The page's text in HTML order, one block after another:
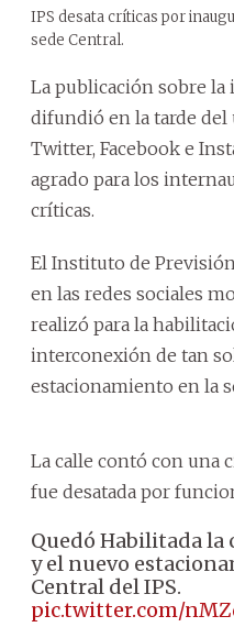
IPS desata críticas por
sede Central.
La publicación sobre la
difundió en la tarde del
Twitter, Facebook e
agrado para los
críticas.
El Instituto de
en las redes sociales
realizó para la
interconexión de tan
estacionamiento en la
La calle contó con una
fue desatada por
Quedó Habilitada
y el nuevo
Central del IPS.
pic.twitter.com/